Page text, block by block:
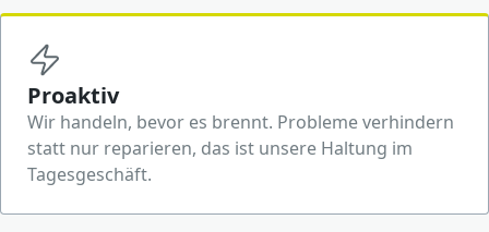
Proaktiv
Wir handeln, bevor es brennt. Probleme verhindern
statt nur reparieren, das ist unsere Haltung im
Tagesgeschäft.